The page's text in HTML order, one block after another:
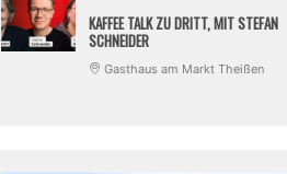
KAFFEE TALK ZU DRITT, MIT STEFAN
SCHNEIDER
Gasthaus am Markt Theißen